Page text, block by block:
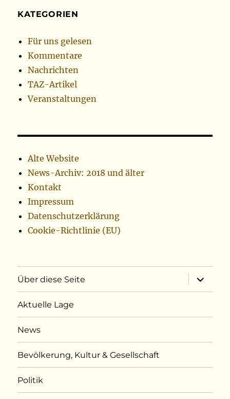
KATEGORIEN
Für uns gelesen
Kommentare
Nachrichten
TAZ-Artikel
Veranstaltungen
Alte Website
News-Archiv: 2018 und älter
Kontakt
Impressum
Datenschutzerklärung
Cookie-Richtlinie (EU)
Über diese Seite
öffnen
Aktuelle Lage
News
Bevölkerung, Kultur & Gesellschaft
Politik